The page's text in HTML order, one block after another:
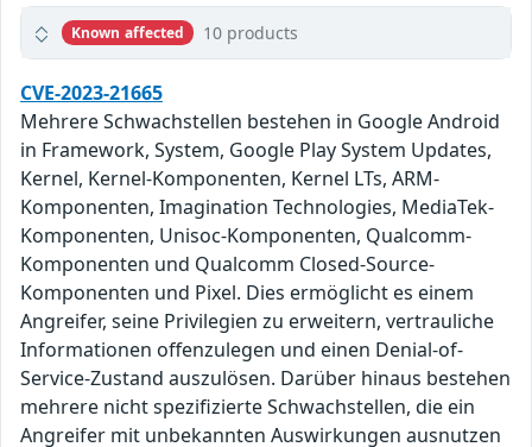
Known affected 10 products
CVE-2023-21665
Mehrere Schwachstellen bestehen in Google Android
in Framework, System, Google Play System Updates,
Kernel, Kernel-Komponenten, Kernel LTs, ARM-
Komponenten, Imagination Technologies, MediaTek-
Komponenten, Unisoc-Komponenten, Qualcomm-
Komponenten und Qualcomm Closed-Source-
Komponenten und Pixel. Dies ermöglicht es einem
Angreifer, seine Privilegien zu erweitern, vertrauliche
Informationen offenzulegen und einen Denial-of-
Service-Zustand auszulösen. Darüber hinaus bestehen
mehrere nicht spezifizierte Schwachstellen, die ein
Angreifer mit unbekannten Auswirkungen ausnutzen